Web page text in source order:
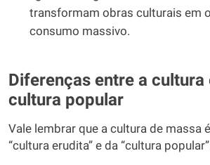
transformam obras culturais em
consumo massivo.
Diferenças entre a cultura
cultura popular
Vale lembrar que a cultura de massa
“cultura erudita” e da “cultura